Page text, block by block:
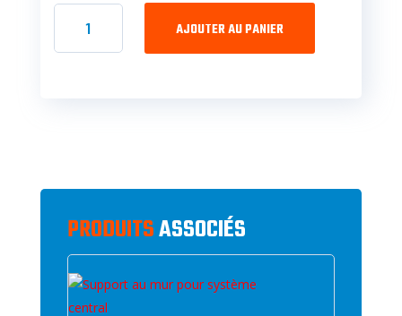
QUANTITÉ
COUPE-
AJOUTER AU PANIER
PRODUITSASSOCIÉS